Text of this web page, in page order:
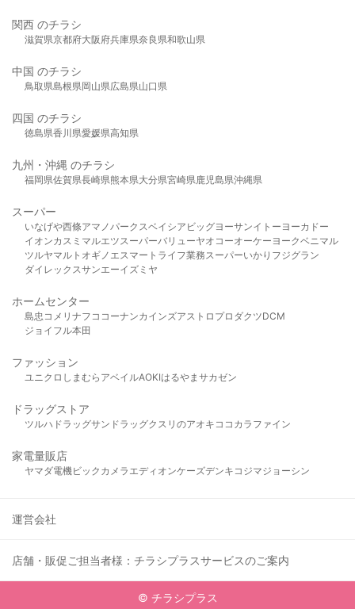
関西 のチラシ
滋賀県京都府大阪府兵庫県奈良県和歌山県
中国 のチラシ
鳥取県島根県岡山県広島県山口県
四国 のチラシ
徳島県香川県愛媛県高知県
九州・沖縄 のチラシ
福岡県佐賀県長崎県熊本県大分県宮崎県鹿児島県沖縄県
スーパー
いなげや西條アマノパークスベイシア ビッグヨーサンイトーヨーカドー
イオンカスミ マルエツスーパーバリューヤオコーオーケー ヨークベニマル
ツルヤマルト オギノ エスマート ライフ業務スーパーいかり フジグラン
ダイレックスサンエーイズミヤ
ホームセンター
島忠 コメリ ナフコ コーナンカインズアストロプロダクツDCM
ジョイフル本田
ファッション
ユニクロ しまむら アベイルAOKIはるやま サカゼン
ドラッグストア
ツルハドラッグサンドラッグクスリのアオキ ココカラファイン
家電量販店
ヤマダ電機ビックカメラ エディオンケーズデンキ コジマジョーシン
運営会社
店舗・販促ご担当者様：チラシプラスサービスのご案内
© チラシプラス